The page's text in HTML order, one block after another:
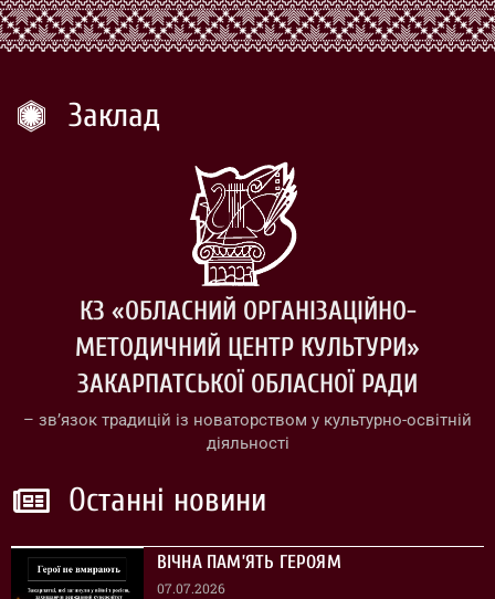
Заклад
КЗ «ОБЛАСНИЙ ОРГАНІЗАЦІЙНО-
МЕТОДИЧНИЙ ЦЕНТР КУЛЬТУРИ»
ЗАКАРПАТСЬКОЇ ОБЛАСНОЇ РАДИ
– зв’язок традицій із новаторством у культурно-освітній
діяльності
Останні новини
ВІЧНА ПАМ’ЯТЬ ГЕРОЯМ
07.07.2026